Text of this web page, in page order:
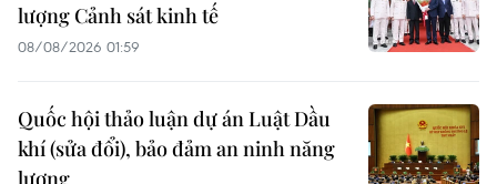
lượng Cảnh sát kinh tế
08/08/2026 01:59
Quốc hội thảo luận dự án Luật Dầu
khí (sửa đổi), bảo đảm an ninh năng
lượng